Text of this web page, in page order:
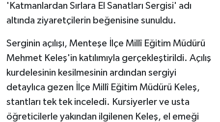
'Katmanlardan Sırlara El Sanatları Sergisi' adı
altında ziyaretçilerin beğenisine sunuldu.
Serginin açılışı, Menteşe İlçe Millî Eğitim Müdürü
Mehmet Keleş'in katılımıyla gerçekleştirildi. Açılış
kurdelesinin kesilmesinin ardından sergiyi
detaylıca gezen İlçe Millî Eğitim Müdürü Keleş,
stantları tek tek inceledi. Kursiyerler ve usta
öğreticilerle yakından ilgilenen Keleş, el emeği